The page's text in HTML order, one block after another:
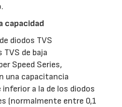
capacidad
diodos TVS
TVS de baja
Speed Series,
una capacitancia
a la de los diodos
(normalmente entre 0,1